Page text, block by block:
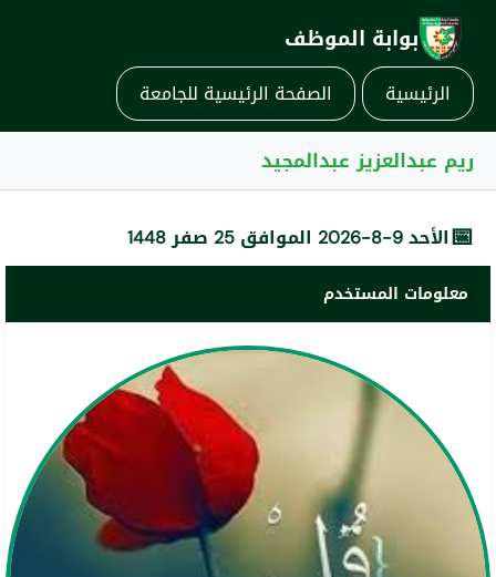
بوابة الموظف
الرئيسية الصفحة الرئيسية للجامعة
ريم عبدالعزيز عبدالمجيد
📅الأحد 9-8-2026 الموافق 25 صفر 1448
معلومات المستخدم